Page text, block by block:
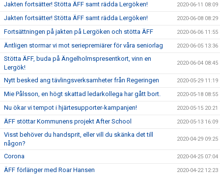
Jakten fortsätter! Stötta ÄFF samt rädda Lergöken! 2020-06-11 08:09
Jakten fortsätter! Stötta ÄFF samt rädda Lergöken! 2020-06-08 08:29
Fortsättningen på jakten på Lergöken och stötta ÄFF 2020-06-06 11:55
Äntligen stormar vi mot seriepremiärer för våra seniorlag 2020-06-05 13:36
Stötta ÄFF, buda på Ängelholmspresentkort, vinn en
Lergök!
2020-06-04 08:45
Nytt besked ang tävlingsverksamheter från Regeringen 2020-05-29 11:19
Mie Pålsson, en högt skattad ledarkollega har gått bort. 2020-05-18 08:55
Nu ökar vi tempot i hjärtesupporter-kampanjen! 2020-05-15 20:21
ÄFF stöttar Kommunens projekt After School 2020-05-13 16:09
Visst behöver du handsprit, eller vill du skänka det till
någon?
2020-04-29 09:25
Corona 2020-04-25 07:04
ÄFF förlänger med Roar Hansen 2020-04-22 12:23